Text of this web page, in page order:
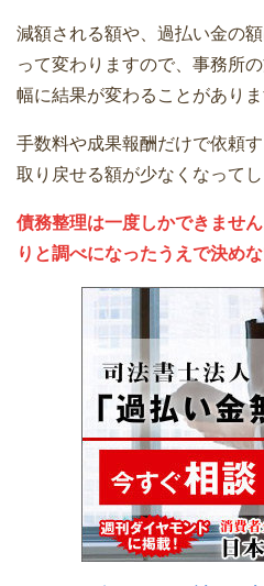
減額される額や、過払い金の
って変わりますので、事務所
幅に結果が変わることがありま
手数料や成果報酬だけで依頼
取り戻せる額が少なくなって
債務整理は一度しかできませ
りと調べになったうえで決め